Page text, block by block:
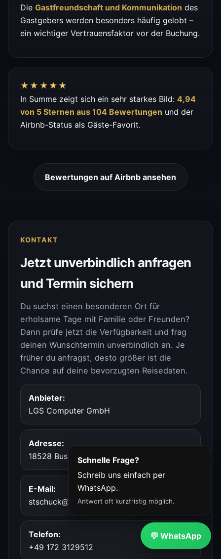
Die Gastfreundschaft und Kommunikation des
Gastgebers werden besonders häufig gelobt –
ein wichtiger Vertrauensfaktor vor der Buchung.
★★★★★
In Summe zeigt sich ein sehr starkes Bild: 4,94
von 5 Sternen aus 104 Bewertungen und der
Airbnb-Status als Gäste-Favorit.
Bewertungen auf Airbnb ansehen
KONTAKT
Jetzt unverbindlich anfragen
und Termin sichern
Du suchst einen besonderen Ort für
erholsame Tage mit Familie oder Freunden?
Dann prüfe jetzt die Verfügbarkeit und frag
deinen Wunschtermin unverbindlich an. Je
früher du anfragst, desto größer ist die
Chance auf deine bevorzugten Reisedaten.
Anbieter:
LGS Computer GmbH
Adresse:
18528 Buschvitz, Am Bodden 38
E-Mail:
stschuck@lgs-computer.de
Telefon:
+49 172 3129512
💬 WhatsApp
Schnelle Frage?
Schreib uns einfach per
WhatsApp.
Antwort oft kurzfristig möglich.